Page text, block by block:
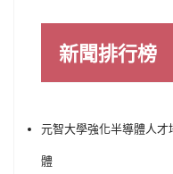
新聞排行榜
元智大學強化半導體人才
體